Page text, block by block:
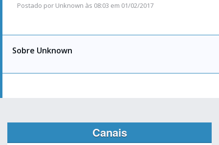
Postado por Unknown às 08:03 em 01/02/2017
Sobre Unknown
Canais